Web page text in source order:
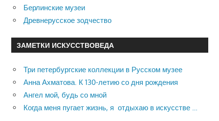
Берлинские музеи
Древнерусское зодчество
ЗАМЕТКИ ИСКУССТВОВЕДА
Три петербургские коллекции в Русском музее
Анна Ахматова. К 130-летию со дня рождения
Ангел мой, будь со мной
Когда меня пугает жизнь, я отдыхаю в искусстве …